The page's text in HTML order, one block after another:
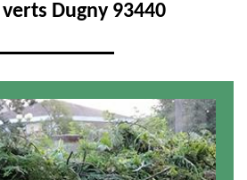
Dugny 93440